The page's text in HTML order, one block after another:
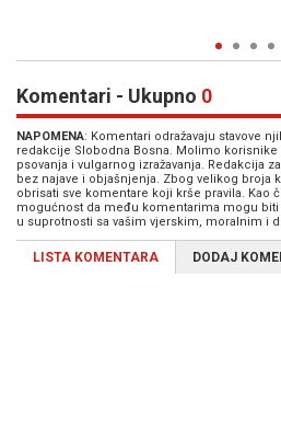
Komentari - Ukupno 0
NAPOMENA: Komentari odražavaju stavove
redakcije Slobodna Bosna. Molimo korisnike
psovanja i vulgarnog izražavanja. Redakcija
bez najave i objašnjenja. Zbog velikog broja
obrisati sve komentare koji krše pravila. Kao
mogućnost da među komentarima mogu
u suprotnosti sa vašim vjerskim, moralnim i
LISTA KOMENTARA DODAJ